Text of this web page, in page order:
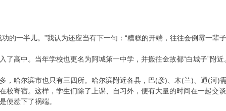
一半儿。”我认为还应当有下一句：“糟糕的开端，往往会倒霉一辈
高中。当年学校也更名为阿城第一中学，并搬往金故都“白城子”附近
哈尔滨市也只有三四所。哈尔滨附近各县，巴(彦)、木(兰)、通(河)
校寄宿。这样，学生们除了上课、自习外，便有大量的时间在一起交
便惹下了祸端。